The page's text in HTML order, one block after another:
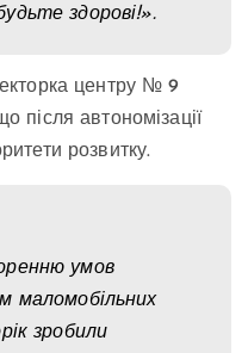
здорові!».
центру № 9
після автономізації
розвитку.
умов
маломобільних
зробили